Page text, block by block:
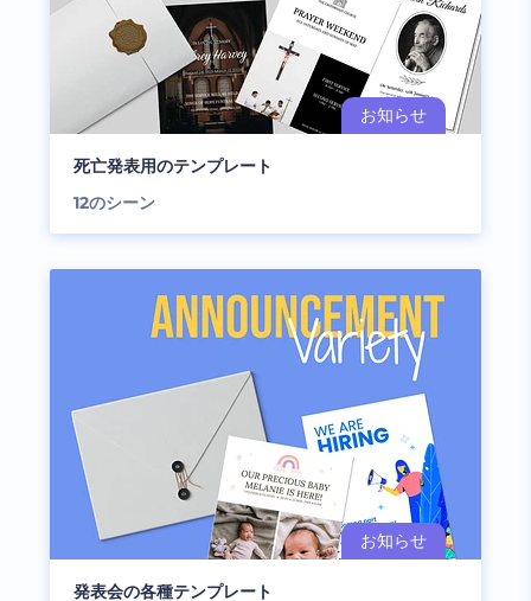
死亡発表用のテンプレート
12のシーン
発表会の各種テンプレート